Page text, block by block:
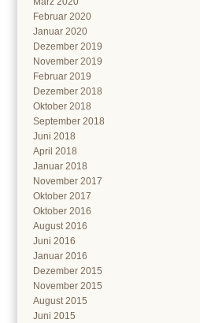
Februar 2020
Januar 2020
Dezember 2019
November 2019
Februar 2019
Dezember 2018
Oktober 2018
September 2018
Juni 2018
April 2018
Januar 2018
November 2017
Oktober 2017
Oktober 2016
August 2016
Juni 2016
Januar 2016
Dezember 2015
November 2015
August 2015
Juni 2015